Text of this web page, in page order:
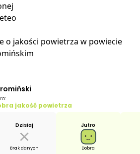
o jakości powietrza w powiecie